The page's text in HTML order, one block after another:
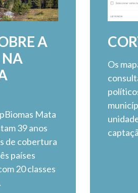
A
NA
Mata
39 anos
de cobertura
países
20 classes
Os